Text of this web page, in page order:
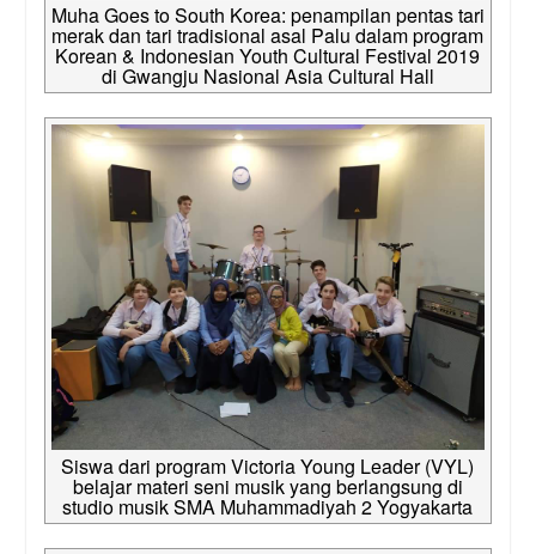
Muha Goes to South Korea: penampilan pentas tari
merak dan tari tradisional asal Palu dalam program
Korean & Indonesian Youth Cultural Festival 2019
di Gwangju Nasional Asia Cultural Hall
Siswa dari program Victoria Young Leader (VYL)
belajar materi seni musik yang berlangsung di
studio musik SMA Muhammadiyah 2 Yogyakarta